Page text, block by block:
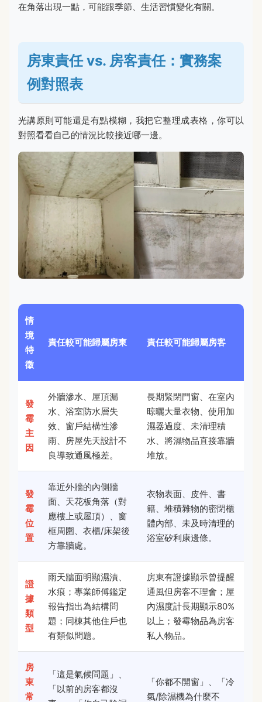
在角落出現一點，可能跟季節、生活習慣變化有關。
房東責任 vs. 房客責任：實務案
例對照表
光講原則可能還是有點模糊，我把它整理成表格，你可以
對照看看自己的情況比較接近哪一邊。
情
境
特
徵
責任較可能歸屬房東 責任較可能歸屬房客
發
霉
主
因
外牆滲水、屋頂漏
水、浴室防水層失
效、窗戶結構性滲
雨、房屋先天設計不
良導致通風極差。
長期緊閉門窗、在室內
晾曬大量衣物、使用加
濕器過度、未清理積
水、將濕物品直接靠牆
堆放。
發
霉
位
置
靠近外牆的內側牆
面、天花板角落（對
應樓上或屋頂）、窗
框周圍、衣櫃/床架後
方靠牆處。
衣物表面、皮件、書
籍、堆積雜物的密閉櫃
體內部、未及時清理的
浴室矽利康邊條。
證
據
類
型
雨天牆面明顯濕漬、
水痕；專業師傅鑑定
報告指出為結構問
題；同棟其他住戶也
有類似問題。
房東有證據顯示曾提醒
通風但房客不理會；屋
內濕度計長期顯示80%
以上；發霉物品為房客
私人物品。
房
東
常
「這是氣候問題」、
「以前的房客都沒
「你都不開窗」、「冷
氣/除濕機為什麼不